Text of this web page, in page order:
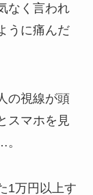
なく言われ
うに痛んだ
の視線が頭
スマホを見
1万円以上す